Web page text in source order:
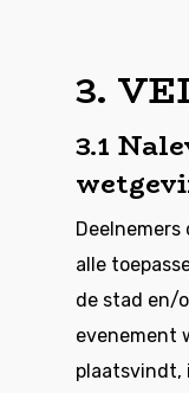
3.
3.1
alle
de stad en/
evenement
plaatsvindt,